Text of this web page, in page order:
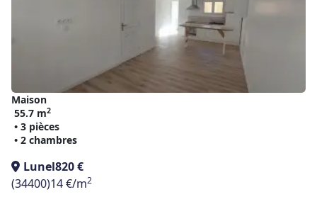
Maison
55.7 m2
• 3 pièces
• 2 chambres
Lunel820 €
(34400)14 €/m2